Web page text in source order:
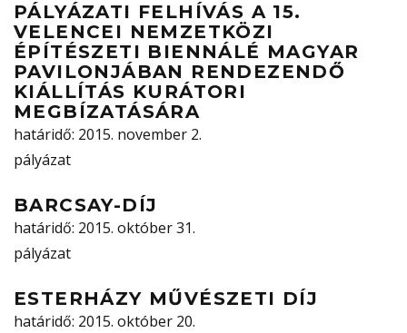
PÁLYÁZATI FELHÍVÁS A 15.
VELENCEI NEMZETKÖZI
ÉPÍTÉSZETI BIENNÁLÉ MAGYAR
PAVILONJÁBAN RENDEZENDŐ
KIÁLLÍTÁS KURÁTORI
MEGBÍZATÁSÁRA
határidő: 2015. november 2.
pályázat
BARCSAY-DÍJ
határidő: 2015. október 31.
pályázat
ESTERHÁZY MŰVÉSZETI DÍJ
határidő: 2015. október 20.